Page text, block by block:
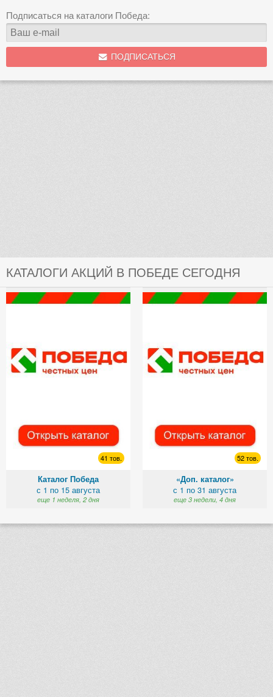
Подписаться на каталоги Победа:
ПОДПИСАТЬСЯ
КАТАЛОГИ АКЦИЙ В ПОБЕДЕ СЕГОДНЯ
41 тов.
Каталог Победа
с 1 по 15 августа
еще 1 неделя, 2 дня
52 тов.
«Доп. каталог»
с 1 по 31 августа
еще 3 недели, 4 дня